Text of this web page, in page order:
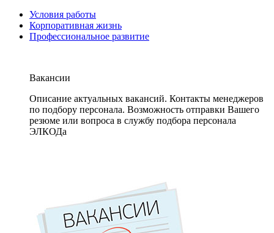
Условия работы
Корпоративная жизнь
Профессиональное развитие
Вакансии
Описание актуальных вакансий. Контакты менеджеров
по подбору персонала. Возможность отправки Вашего
резюме или вопроса в службу подбора персонала
ЭЛКОДа